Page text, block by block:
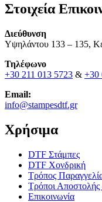
Στοιχεία
Διεύθυνση
Υψηλάντου 133 – 135,
Τηλέφωνο
+30 211 013 5723 & +30
Email:
info@stampesdtf.gr
Χρήσιμα
DTF Στάμπες
DTF Χονδρική
Τρόπος
Τρόποι
Επικοινωνία